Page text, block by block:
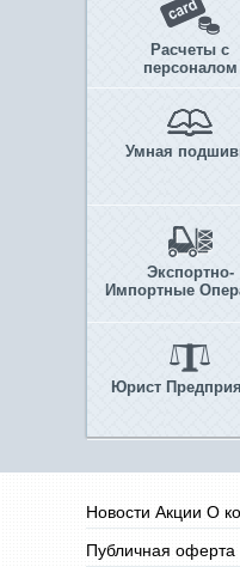
Расчеты с
персоналом
Умная
Экспортно-
Импортные
Юрист
Новости Акции О
Публичная оферта